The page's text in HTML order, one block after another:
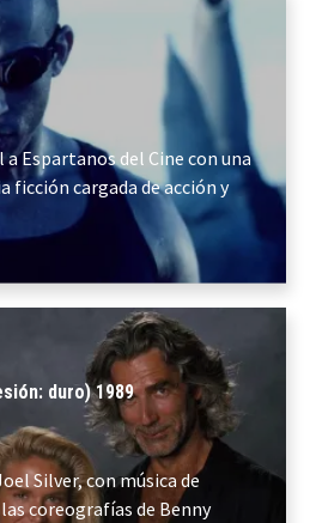
a Espartanos del Cine con una
ficción cargada de acción y
duro) 1989
Silver, con música de
coreografías de Benny